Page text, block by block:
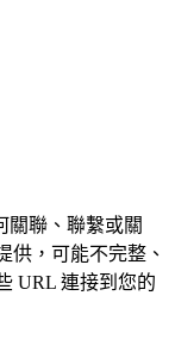
關聯、聯繫或關
供，可能不完整、
URL 連接到您的